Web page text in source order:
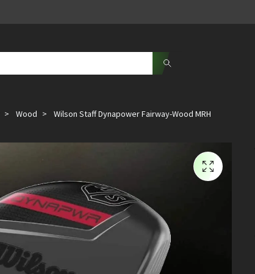
Wood Wilson Staff Dynapower Fairway-Wood MRH